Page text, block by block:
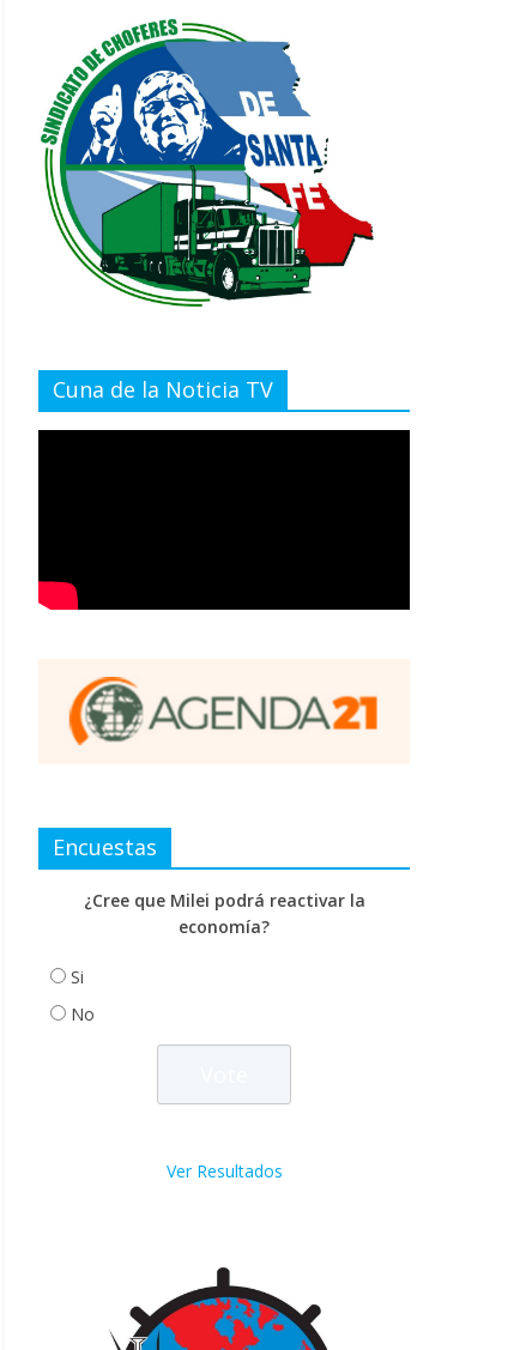
Cuna de la Noticia TV
Encuestas
¿Cree que Milei podrá reactivar la
economía?
Si
No
Ver Resultados